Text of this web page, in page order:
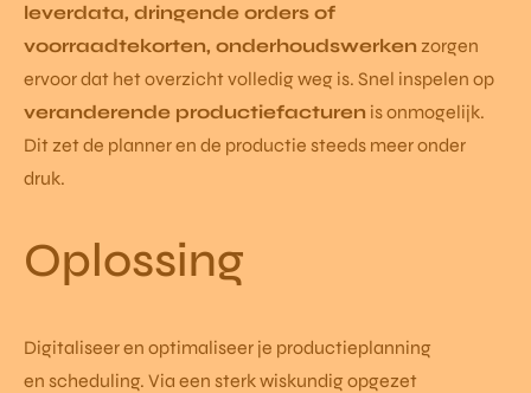
leverdata, dringende orders of
voorraadtekorten, onderhoudswerken zorgen
ervoor dat het overzicht volledig weg is. Snel inspelen op
veranderende productiefacturen is onmogelijk.
Dit zet de planner en de productie steeds meer onder
druk.
Oplossing
Digitaliseer en optimaliseer je productieplanning
en scheduling. Via een sterk wiskundig opgezet